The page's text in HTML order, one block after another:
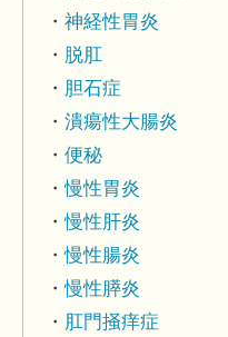
神経性胃炎
脱肛
胆石症
潰瘍性大腸炎
便秘
慢性胃炎
慢性肝炎
慢性腸炎
慢性膵炎
肛門掻痒症